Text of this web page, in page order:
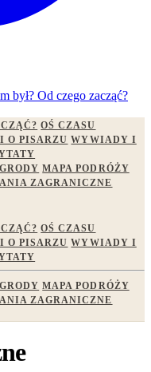
był? Od czego zacząć?
OŚ CZASU
O PISARZU WYWIADY I
MAPA PODRÓŻY
ZAGRANICZNE
OŚ CZASU
O PISARZU WYWIADY I
MAPA PODRÓŻY
ZAGRANICZNE